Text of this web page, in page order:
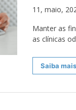
11, maio,
Manter as
as clínicas
Saiba mais